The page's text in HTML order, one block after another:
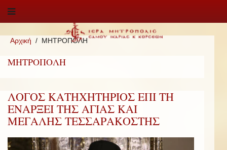
Αρχική ΜΗΤΡΟΠΟΛΗ
ΜΗΤΡΟΠΟΛΗ
ΛΟΓΟΣ ΚΑΤΗΧΗΤΗΡΙΟΣ ΕΠΙ ΤΗ
ΕΝΑΡΞΕΙ ΤΗΣ ΑΓΙΑΣ ΚΑΙ
ΜΕΓΑΛΗΣ ΤΕΣΣΑΡΑΚΟΣΤΗΣ